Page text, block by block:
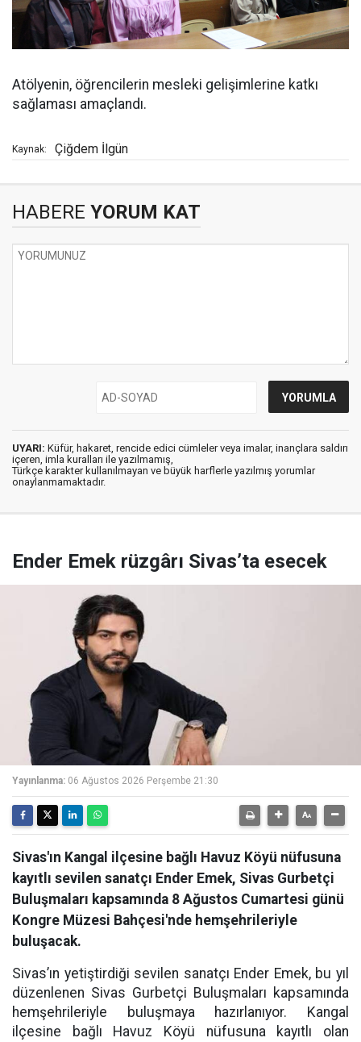
Atölyenin, öğrencilerin mesleki gelişimlerine katkı
sağlaması amaçlandı.
Kaynak: Çiğdem İlgün
HABERE YORUM KAT
UYARI: Küfür, hakaret, rencide edici cümleler veya imalar, inançlara saldırı
içeren, imla kuralları ile yazılmamış,
Türkçe karakter kullanılmayan ve büyük harflerle yazılmış yorumlar
onaylanmamaktadır.
Ender Emek rüzgârı Sivas’ta esecek
Yayınlanma: 06 Ağustos 2026 Perşembe 21:30
Sivas'ın Kangal ilçesine bağlı Havuz Köyü nüfusuna
kayıtlı sevilen sanatçı Ender Emek, Sivas Gurbetçi
Buluşmaları kapsamında 8 Ağustos Cumartesi günü
Kongre Müzesi Bahçesi'nde hemşehrileriyle
buluşacak.
Sivas’ın yetiştirdiği sevilen sanatçı Ender Emek, bu yıl
düzenlenen Sivas Gurbetçi Buluşmaları kapsamında
hemşehrileriyle buluşmaya hazırlanıyor. Kangal
ilçesine bağlı Havuz Köyü nüfusuna kayıtlı olan